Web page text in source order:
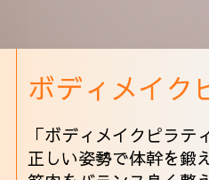
ボディメイク
「ボディメイクピラテ
正しい姿勢で体幹を鍛